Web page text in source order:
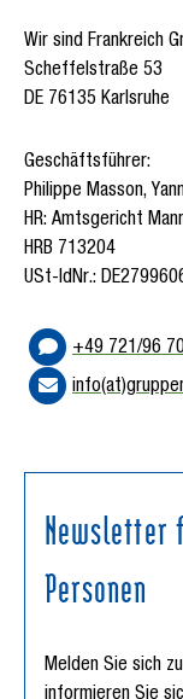
Wir sind Frankreich
Scheffelstraße 53
DE 76135 Karlsruhe
Geschäftsführer:
Philippe Masson,
HR: Amtsgericht
HRB 713204
USt-IdNr.:
+49 721/96
Newsletter
Personen
Melden Sie sich